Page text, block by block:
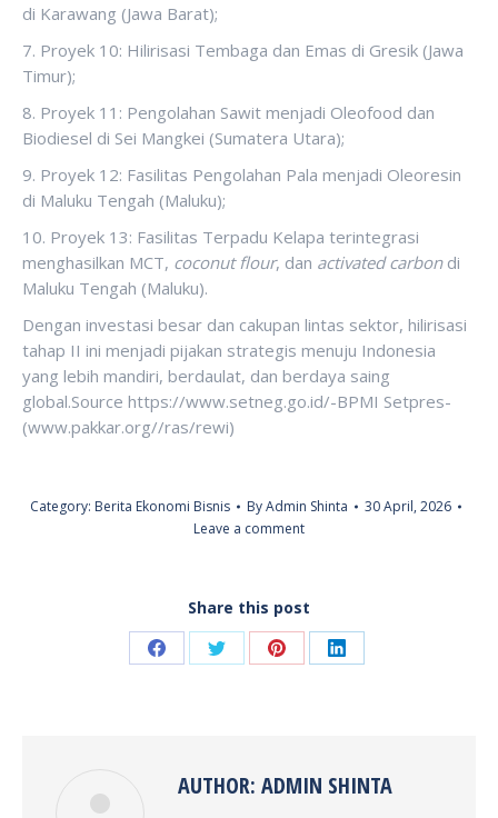
di Karawang (Jawa Barat);
7. Proyek 10: Hilirisasi Tembaga dan Emas di Gresik (Jawa
Timur);
8. Proyek 11: Pengolahan Sawit menjadi Oleofood dan
Biodiesel di Sei Mangkei (Sumatera Utara);
9. Proyek 12: Fasilitas Pengolahan Pala menjadi Oleoresin
di Maluku Tengah (Maluku);
10. Proyek 13: Fasilitas Terpadu Kelapa terintegrasi
menghasilkan MCT, coconut flour, dan activated carbondi
Maluku Tengah (Maluku).
Dengan investasi besar dan cakupan lintas sektor, hilirisasi
tahap II ini menjadi pijakan strategis menuju Indonesia
yang lebih mandiri, berdaulat, dan berdaya saing
global.Source https://www.setneg.go.id/-BPMI Setpres-
(www.pakkar.org//ras/rewi)
Category: Berita Ekonomi Bisnis ByAdmin Shinta
30 April, 2026
Leave a comment
Share this post
Share Share Share Share
AUTHOR: ADMIN SHINTA